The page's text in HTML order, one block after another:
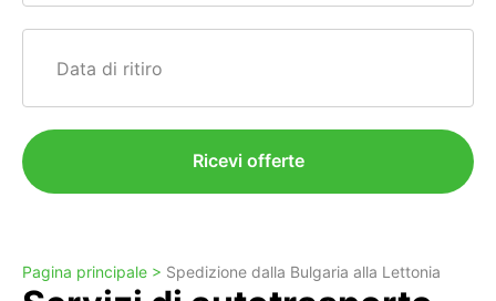
Data di ritiro
Ricevi offerte
Pagina principale > Spedizione dalla Bulgaria alla Lettonia